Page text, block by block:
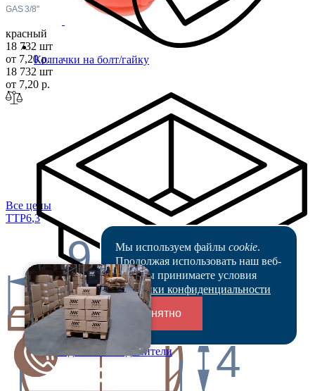
Колпачки на болт/гайку
Переходники и соединители
GAS3/8"
красный
18 732 шт
от 7,20 р.
18 732 шт
от 7,20 р.
Все цены
TTP6,3
4
9.6Мы используем файлы cookie.
Продолжая использовать наш веб-
сайт, вы принимаете условия
Политики конфиденциальности
Понятно